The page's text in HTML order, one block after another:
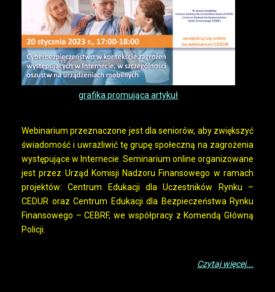
grafika promująca artykuł
Webinarium przeznaczone jest dla seniorów, aby zwiększyć
świadomość i uwrażliwić tę grupę społeczną na zagrożenia
występujące w Internecie. Seminarium online organizowane
jest przez Urząd Komisji Nadzoru Finansowego w ramach
projektów: Centrum Edukacji dla Uczestników Rynku –
CEDUR oraz Centrum Edukacji dla Bezpieczeństwa Rynku
Finansowego – CEBRF, we współpracy z Komendą Główną
Policji.
Czytaj więcej...